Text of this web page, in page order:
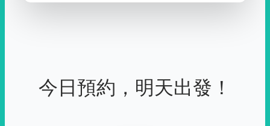
今日預約，明天出發！